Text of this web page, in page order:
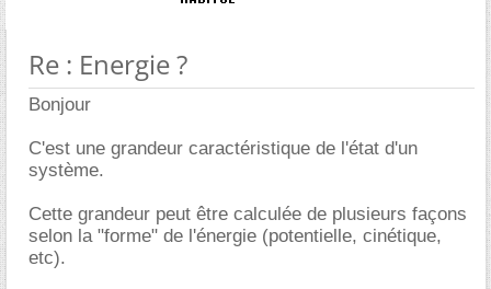
Re : Energie ?
Bonjour
C'est une grandeur caractéristique de l'état d'un
système.
Cette grandeur peut être calculée de plusieurs façons
selon la "forme" de l'énergie (potentielle, cinétique,
etc).